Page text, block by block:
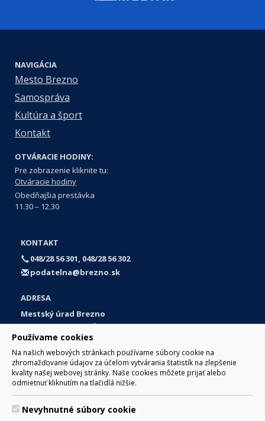
Používame cookies
Na našich webových stránkach používame súbory cookie na
zhromažďovanie údajov za účelom vytvárania štatistík na zlepšenie
kvality našej webovej stránky. Naše cookies môžete prijať alebo
odmietnuť kliknutím na tlačidlá nižšie.
Nevyhnutné súbory cookie
NAVIGÁCIA
Mesto Brezno
Samospráva
Kultúra a šport
Kontakt
OTVÁRACIE HODINY:
Pre zobrazenie kliknite tu:
Otváracie hodiny
Obedňajšia prestávka
11.30 – 12.30
KONTAKT
048/28 56 301, 048/28 56 302
podatelna@brezno.sk
ADRESA
Mestský úrad Brezno
Námestie gen. M. R. Štefánika 1
977 01 Brezno
Slovakia (Slovak Republic)
© 2017 Mesto Brezno, Námestie gen. M. R. Štefánika 1, Brezno